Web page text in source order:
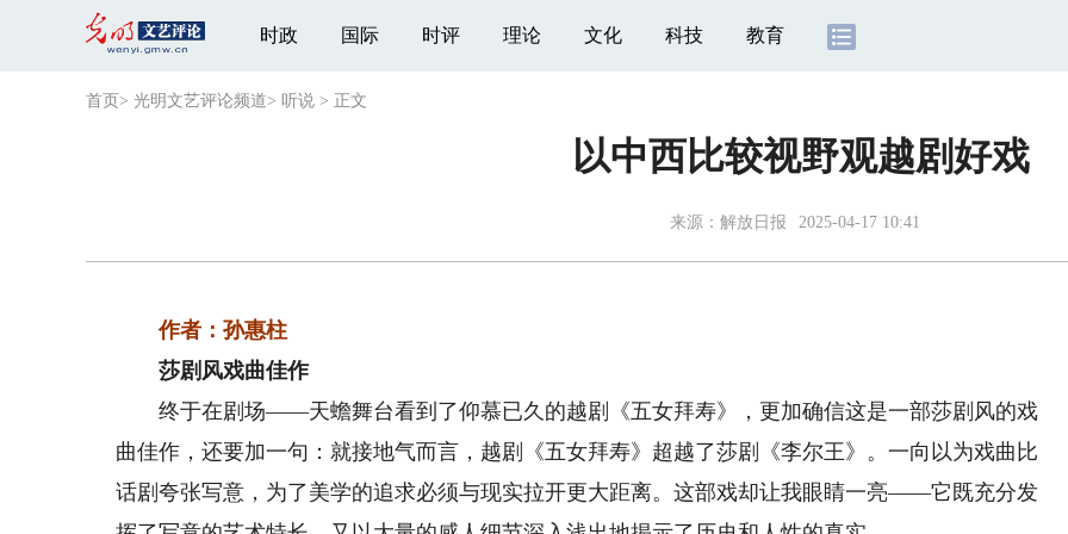
时政 国际 时评 理论 文化 科技 教育
首页 > 光明文艺评论频道> 听说 > 正文
以中西比较视野观越剧好戏
来源： 解放日报 2025-04-17 10:41
作者：孙惠柱
莎剧风戏曲佳作
终于在剧场——天蟾舞台看到了仰慕已久的越剧《五女拜寿》，更加确信这是一部莎剧风的戏
曲佳作，还要加一句：就接地气而言，越剧《五女拜寿》超越了莎剧《李尔王》。一向以为戏曲比
话剧夸张写意，为了美学的追求必须与现实拉开更大距离。这部戏却让我眼睛一亮——它既充分发